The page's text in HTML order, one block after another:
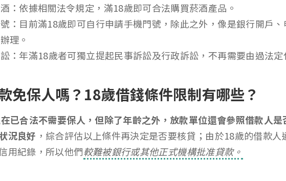
：依據相關法令規定，滿18歲即可合法購買菸酒產品。
：目前滿18歲即可自行申請手機門號，除此之外，像是銀行開戶
理。
：年滿18歲者可獨立提起民事訴訟及行政訴訟，不再需要由過法定
免保人嗎？18歲借錢條件限制有哪些？
已合法不需要保人，但除了年齡之外，放款單位還會參照借款人
況良好 ，綜合評估以上條件再決定是否要核貸；由於18歲的借款
用紀錄，所以他們較難被銀行或其他正式機構批准貸款。